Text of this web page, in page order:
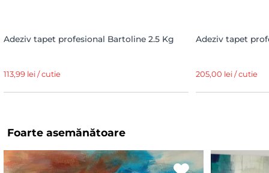
Adeziv tapet profesional Bartoline 2.5 Kg
113,99 lei / cutie
Adeziv tapet
205,00 lei / cutie
Foarte asemănătoare